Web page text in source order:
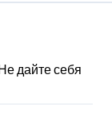
дайте себя